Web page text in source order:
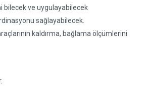
bilecek ve uygulayabilecek
sağlayabilecek.
kaldırma, bağlama ölçümlerini